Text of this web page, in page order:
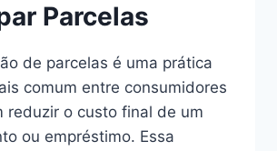
Parcelas
de parcelas é uma prática
comum entre consumidores
reduzir o custo final de um
ou empréstimo. Essa